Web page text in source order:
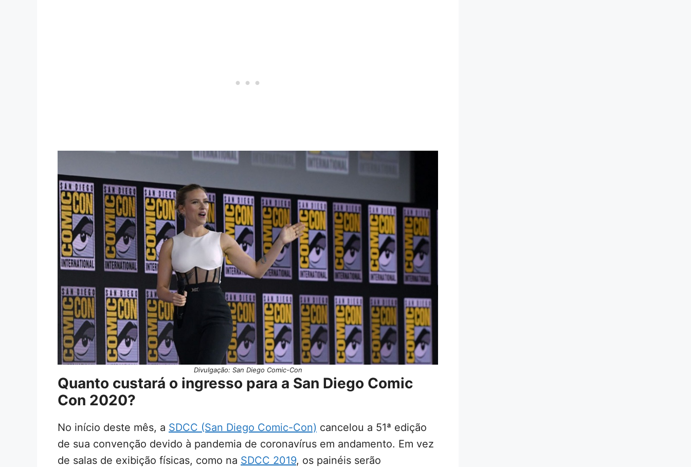
Divulgação: San Diego Comic-Con
Quanto custará o ingresso para a San Diego Comic
Con 2020?
No início deste mês, a SDCC (San Diego Comic-Con) cancelou a 51ª edição
de sua convenção devido à pandemia de coronavírus em andamento. Em vez
de salas de exibição físicas, como na SDCC 2019, os painéis serão